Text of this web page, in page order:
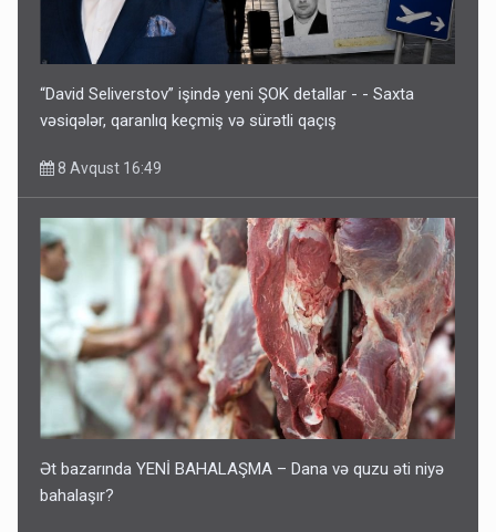
“David Seliverstov” işində yeni ŞOK detallar - - Saxta
vəsiqələr, qaranlıq keçmiş və sürətli qaçış
8 Avqust 16:49
Ət bazarında YENİ BAHALAŞMA – Dana və quzu əti niyə
bahalaşır?